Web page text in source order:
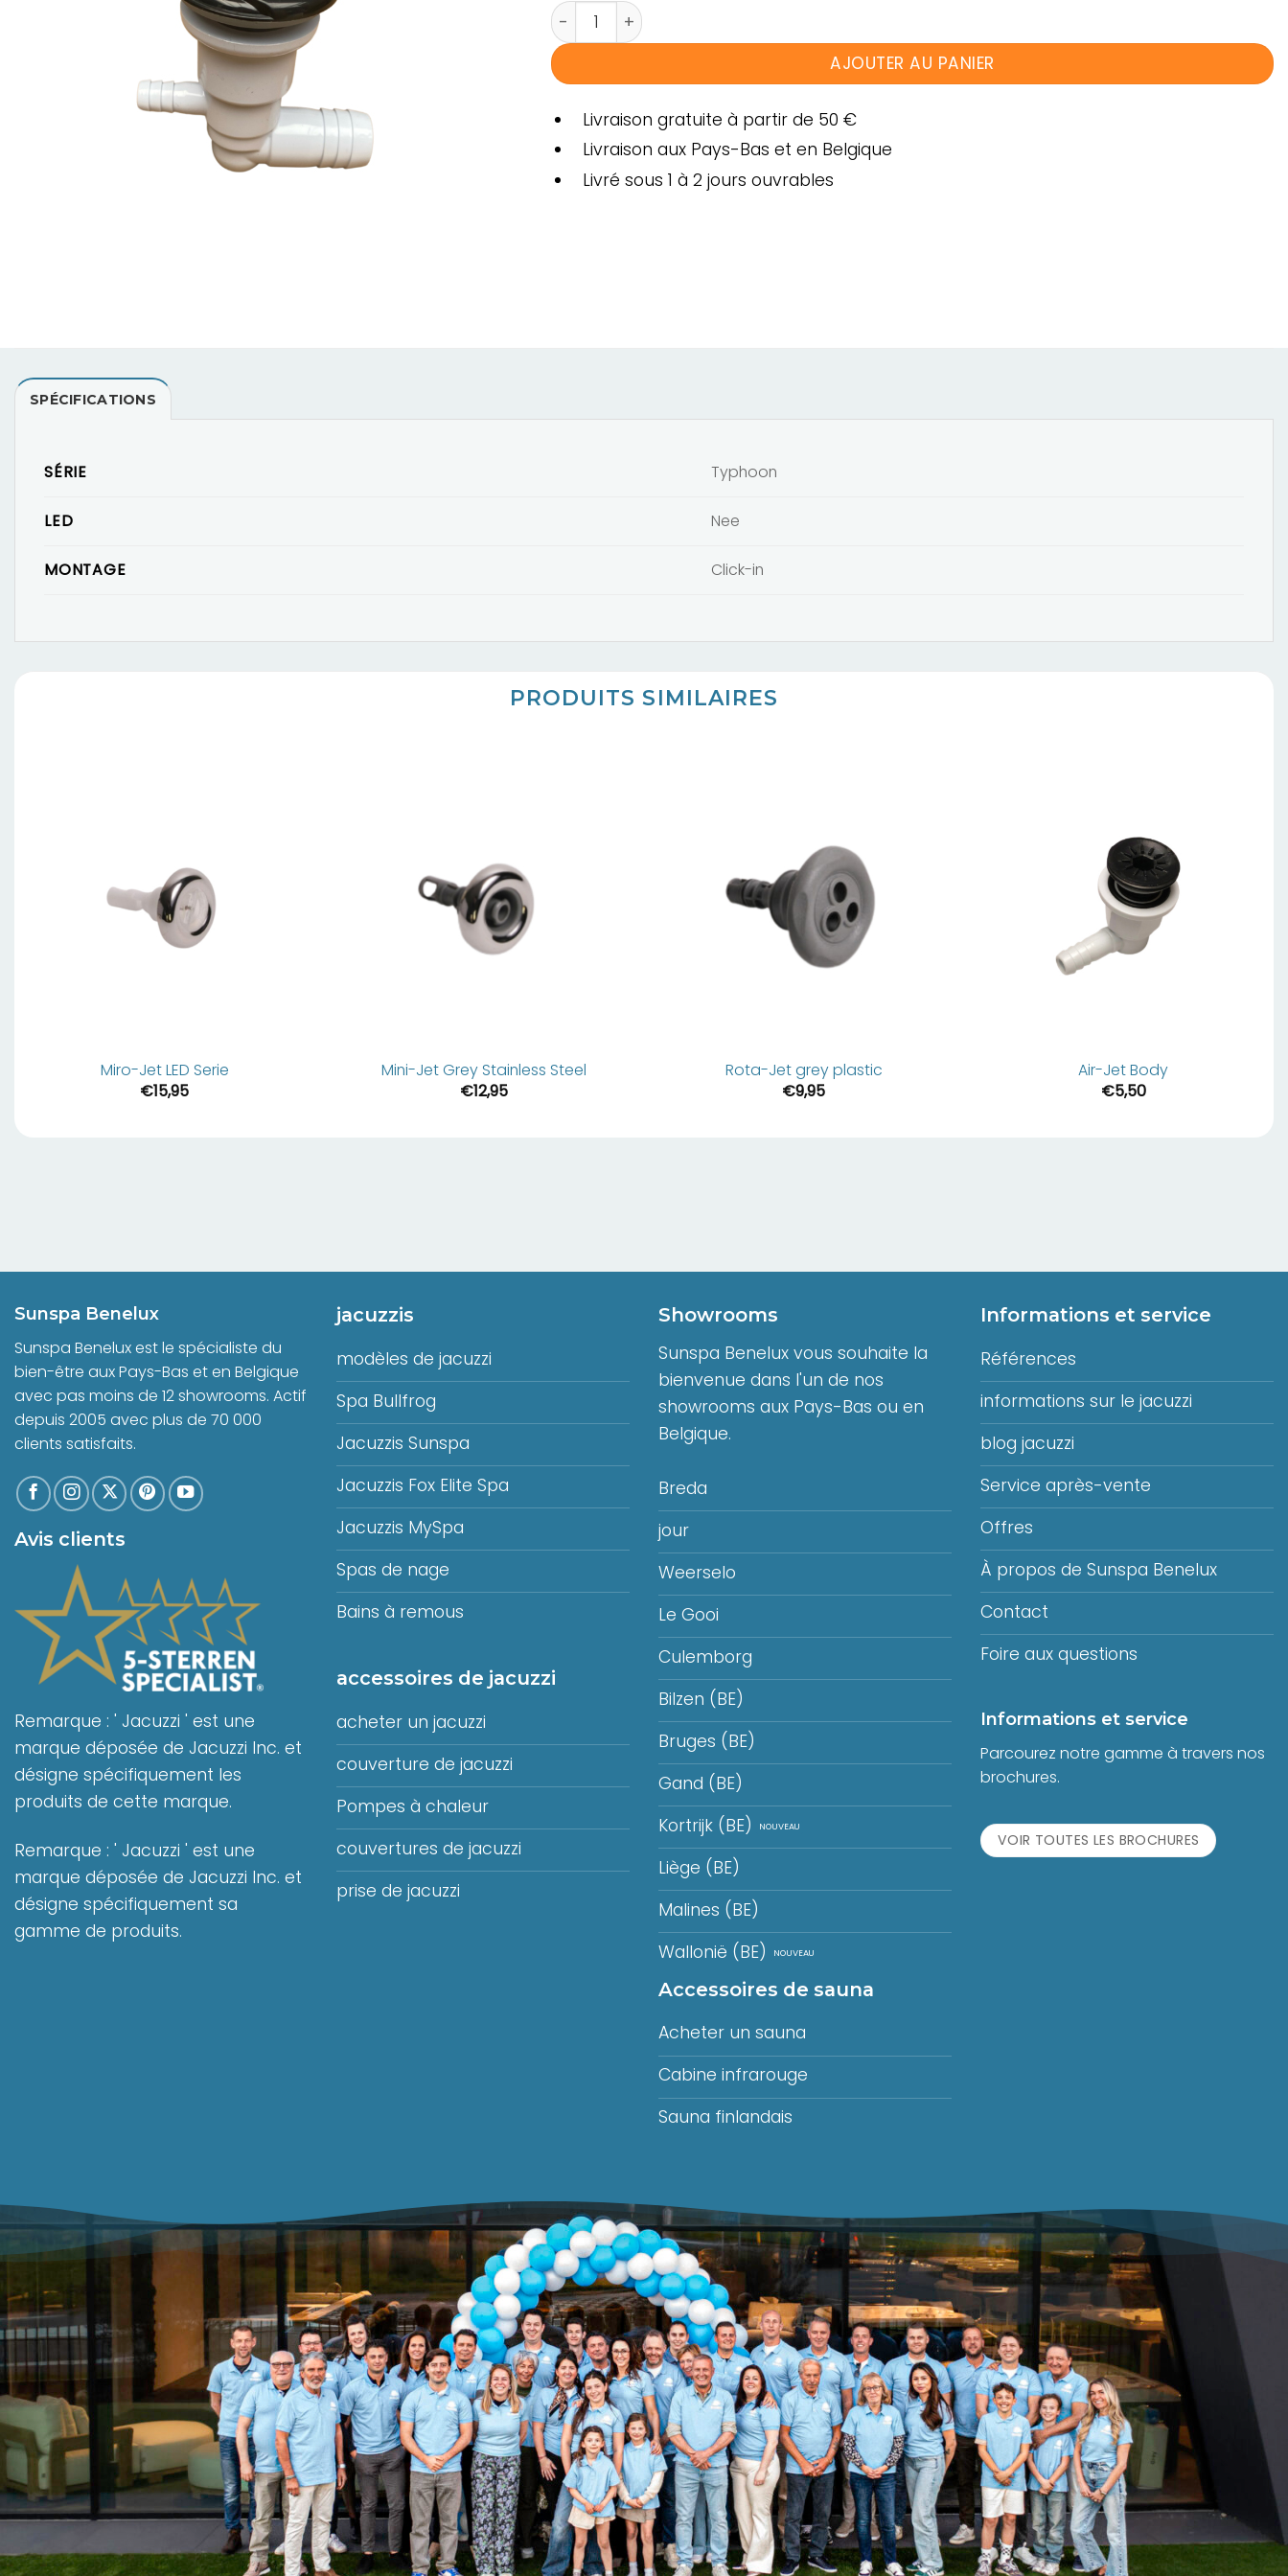
quantité de Point-jet Fox serie (Typhoon)
AJOUTER AU PANIER
Livraison gratuite à partir de 50 €
Livraison aux Pays-Bas et en Belgique
Livré sous 1 à 2 jours ouvrables
SPÉCIFICATIONS
SÉRIE Typhoon
LED Nee
MONTAGE Click-in
PRODUITS SIMILAIRES
Miro-Jet LED Serie
€15,95
Mini-Jet Grey Stainless Steel
€12,95
Rota-Jet grey plastic
€9,95
Air-Jet Body
€5,50
Sunspa Benelux
Sunspa Benelux est le spécialiste du
bien-être aux Pays-Bas et en Belgique
avec pas moins de 12 showrooms. Actif
depuis 2005 avec plus de 70 000
clients satisfaits.
Avis clients
Remarque : ' Jacuzzi ' est une
marque déposée de Jacuzzi Inc. et
désigne spécifiquement les
produits de cette marque.
Remarque : ' Jacuzzi ' est une
marque déposée de Jacuzzi Inc. et
désigne spécifiquement sa
gamme de produits.
jacuzzis
modèles de jacuzzi
Spa Bullfrog
Jacuzzis Sunspa
Jacuzzis Fox Elite Spa
Jacuzzis MySpa
Spas de nage
Bains à remous
accessoires de jacuzzi
acheter un jacuzzi
couverture de jacuzzi
Pompes à chaleur
couvertures de jacuzzi
prise de jacuzzi
Showrooms
Sunspa Benelux vous souhaite la
bienvenue dans l'un de nos
showrooms aux Pays-Bas ou en
Belgique.
Breda
jour
Weerselo
Le Gooi
Culemborg
Bilzen (BE)
Bruges (BE)
Gand (BE)
Kortrijk (BE)
Liège (BE)
Malines (BE)
Wallonië (BE)
Accessoires de sauna
Acheter un sauna
Cabine infrarouge
Sauna finlandais
Informations et service
Références
informations sur le jacuzzi
blog jacuzzi
Service après-vente
Offres
À propos de Sunspa Benelux
Contact
Foire aux questions
Informations et service
Parcourez notre gamme à travers nos
brochures.
VOIR TOUTES LES BROCHURES